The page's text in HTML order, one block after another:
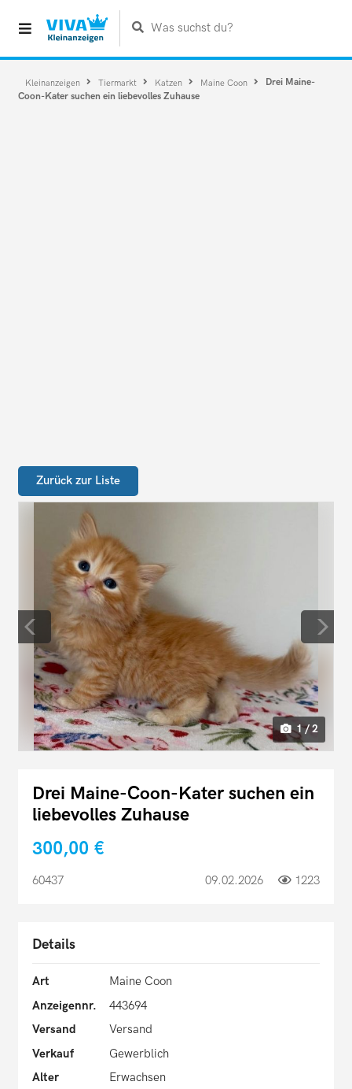
Was suchst du?
Kleinanzeigen Tiermarkt Katzen Maine Coon
Drei Maine-
Coon-Kater suchen ein liebevolles Zuhause
Zurück zur Liste
1 / 2
Drei Maine-Coon-Kater suchen ein
liebevolles Zuhause
300,00 €
60437 09.02.2026 1223
Details
Art
Maine Coon
Anzeigennr.
443694
Versand
Versand
Verkauf
Gewerblich
Alter
Erwachsen